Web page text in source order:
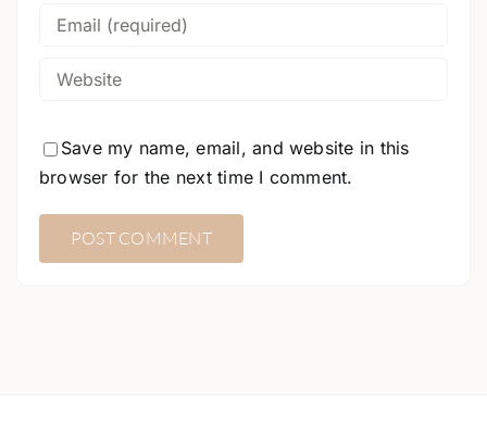
Save my name, email, and website in this
browser for the next time I comment.